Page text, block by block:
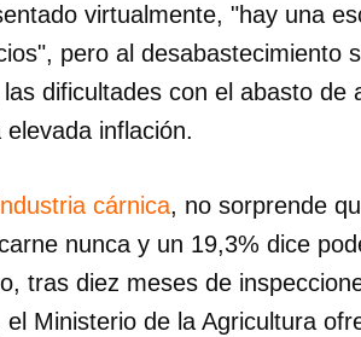
virtualmente, "hay una
pero al desabastecimiento
dificultades con el abasto de
inflación.
cárnica, no sorprende
nunca y un 19,3% dice
tras diez meses de
Ministerio de la Agricultura